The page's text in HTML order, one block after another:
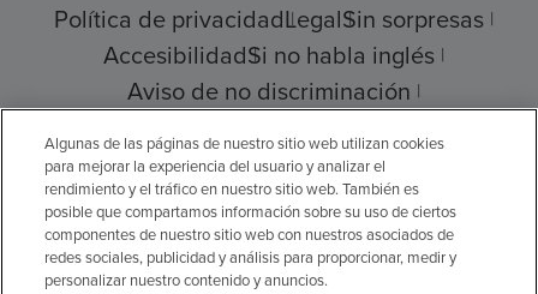
Política de privacidadLegalSin sorpresas
AccesibilidadSi no habla inglés
Aviso de no discriminación
Cumplimiento de los proveedores
© 2026 Encompass Health Corporation
Preferencias de cookies
Algunas de las páginas de nuestro sitio web utilizan cookies
para mejorar la experiencia del usuario y analizar el
rendimiento y el tráfico en nuestro sitio web. También es
posible que compartamos información sobre su uso de ciertos
componentes de nuestro sitio web con nuestros asociados de
redes sociales, publicidad y análisis para proporcionar, medir y
personalizar nuestro contenido y anuncios.